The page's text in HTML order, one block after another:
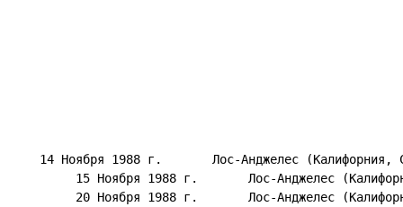
14 Ноября 1988 г.       Лос-Анджелес
15 Ноября 1988 г.       Лос-Анджелес
20 Ноября 1988 г.       Лос-Анджелес